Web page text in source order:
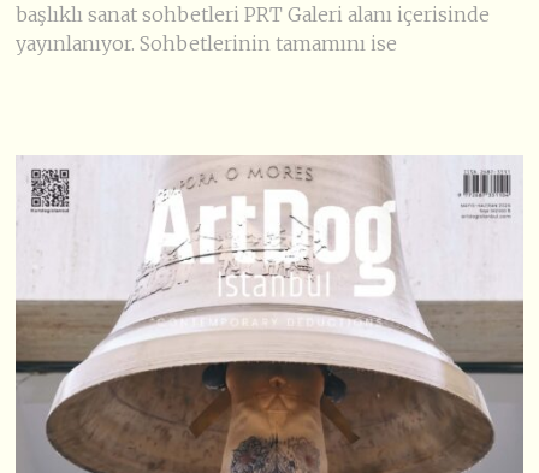
başlıklı sanat sohbetleri PRT Galeri alanı içerisinde
yayınlanıyor. Sohbetlerinin tamamını ise